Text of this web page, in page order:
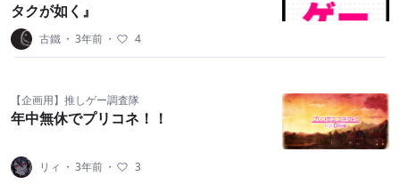
タクが如く』
古鐵 ・ 3年前 ・ 4
【企画用】推しゲー調査隊
年中無休でプリコネ！！
リィ ・ 3年前 ・ 3